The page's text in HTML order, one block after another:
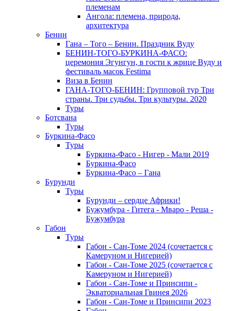
племенам
Ангола: племена, природа,
архитектура
Бенин
Гана – Того – Бенин. Праздник Вуду
БЕНИН-ТОГО-БУРКИНА-ФАСО:
церемония Эгунгун, в гости к жрице Вуду и
фестиваль масок Festima
Виза в Бенин
ГАНА-ТОГО-БЕНИН: Групповой тур Три
страны. Три судьбы. Три культуры. 2020
Туры
Ботсвана
Туры
Буркина-Фасо
Туры
Буркина-Фасо - Нигер - Мали 2019
Буркина-Фасо
Буркина-Фасо – Гана
Бурунди
Туры
Бурунди – сердце Африки!
Бужумбура - Гитега - Мваро - Реша -
Бужумбура
Габон
Туры
Габон - Сан-Томе 2024 (сочетается с
Камеруном и Нигерией)
Габон - Сан-Томе 2025 (сочетается с
Камеруном и Нигерией)
Габон - Сан-Томе и Принсипи -
Экваториальная Гвинея 2026
Габон - Сан-Томе и Принсипи 2023